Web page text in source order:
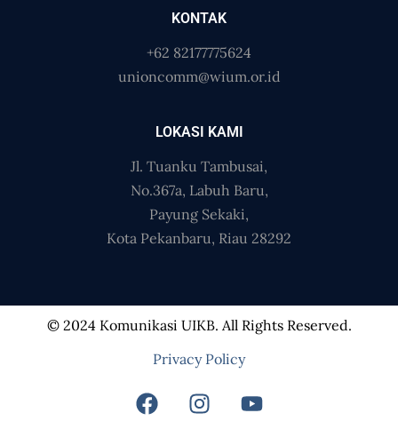
KONTAK
+62 82177775624
unioncomm@wium.or.id
LOKASI KAMI
Jl. Tuanku Tambusai,
No.367a, Labuh Baru,
Payung Sekaki,
Kota Pekanbaru, Riau 28292
© 2024 Komunikasi UIKB. All Rights Reserved.
Privacy Policy